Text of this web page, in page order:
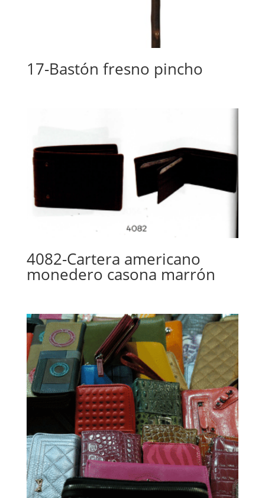
17-Bastón fresno pincho
4082-Cartera americano
monedero casona marrón